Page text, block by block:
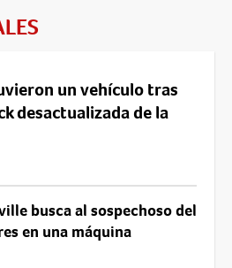
un vehículo tras
desactualizada de la
busca al sospechoso del
en una máquina